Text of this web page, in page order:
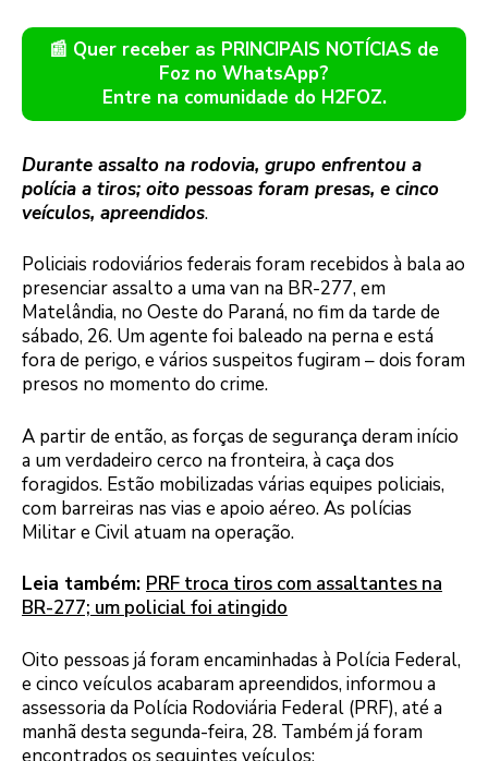
📰 Quer receber as PRINCIPAIS NOTÍCIAS de
Foz no WhatsApp?
Entre na comunidade do H2FOZ.
Durante assalto na rodovia, grupo enfrentou a
polícia a tiros; oito pessoas foram presas, e cinco
veículos, apreendidos.
Policiais rodoviários federais foram recebidos à bala ao
presenciar assalto a uma van na BR-277, em
Matelândia, no Oeste do Paraná, no fim da tarde de
sábado, 26. Um agente foi baleado na perna e está
fora de perigo, e vários suspeitos fugiram – dois foram
presos no momento do crime.
A partir de então, as forças de segurança deram início
a um verdadeiro cerco na fronteira, à caça dos
foragidos. Estão mobilizadas várias equipes policiais,
com barreiras nas vias e apoio aéreo. As polícias
Militar e Civil atuam na operação.
Leia também: PRF troca tiros com assaltantes na
BR-277; um policial foi atingido
Oito pessoas já foram encaminhadas à Polícia Federal,
e cinco veículos acabaram apreendidos, informou a
assessoria da Polícia Rodoviária Federal (PRF), até a
manhã desta segunda-feira, 28. Também já foram
encontrados os seguintes veículos: